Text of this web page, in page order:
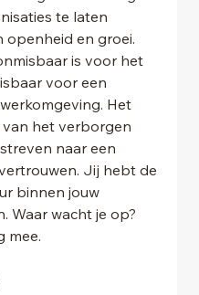
te laten
openheid en groei.
is voor het
voor een
Het
het verborgen
naar een
Jij hebt de
binnen jouw
Waar wacht je op?
mee.